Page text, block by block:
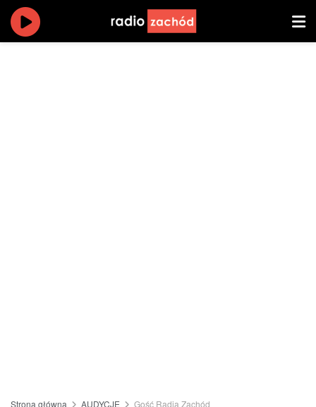
Strona główna AUDYCJE Gość Radia Zachód